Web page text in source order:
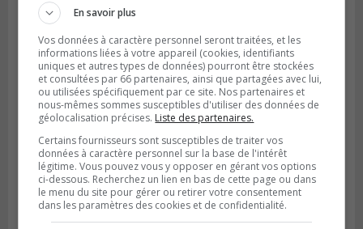
Le parc Poly-aréna de Brossard va vibrer
en début août
En savoir plus
Vos données à caractère personnel seront traitées, et les
informations liées à votre appareil (cookies, identifiants
uniques et autres types de données) pourront être stockées
et consultées par 66 partenaires, ainsi que partagées avec lui,
ou utilisées spécifiquement par ce site. Nos partenaires et
nous-mêmes sommes susceptibles d'utiliser des données de
géolocalisation précises. Liste des partenaires.
Certains fournisseurs sont susceptibles de traiter vos
données à caractère personnel sur la base de l'intérêt
légitime. Vous pouvez vous y opposer en gérant vos options
ci-dessous. Recherchez un lien en bas de cette page ou dans
le menu du site pour gérer ou retirer votre consentement
dans les paramètres des cookies et de confidentialité.